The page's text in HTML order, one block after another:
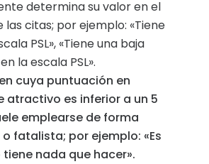
determina su valor en el
citas; por ejemplo: «Tiene
PSL», «Tiene una baja
la escala PSL».
cuya puntuación en
atractivo es inferior a un 5
emplearse de forma
fatalista; por ejemplo: «Es
tiene nada que hacer».